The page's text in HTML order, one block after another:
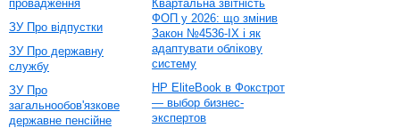
провадження
ЗУ Про відпустки
ЗУ Про державну
службу
ЗУ Про
загальнообов'язкове
державне пенсійне
Квартальна звітність
ФОП у 2026: що змінив
Закон №4536-IX і як
адаптувати облікову
систему
HP EliteBook в Фокстрот
— выбор бизнес-
экспертов